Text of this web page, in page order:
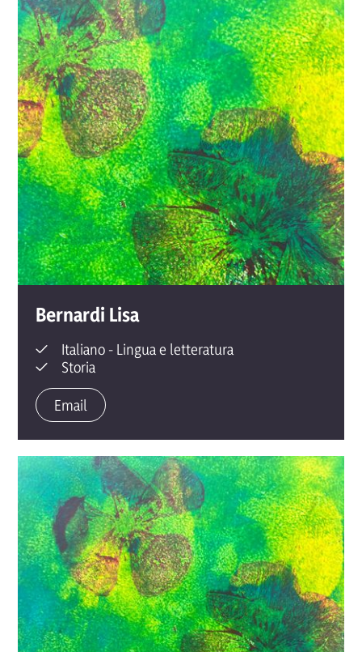
Bernardi Lisa
Italiano - Lingua e letteratura
Storia
Email